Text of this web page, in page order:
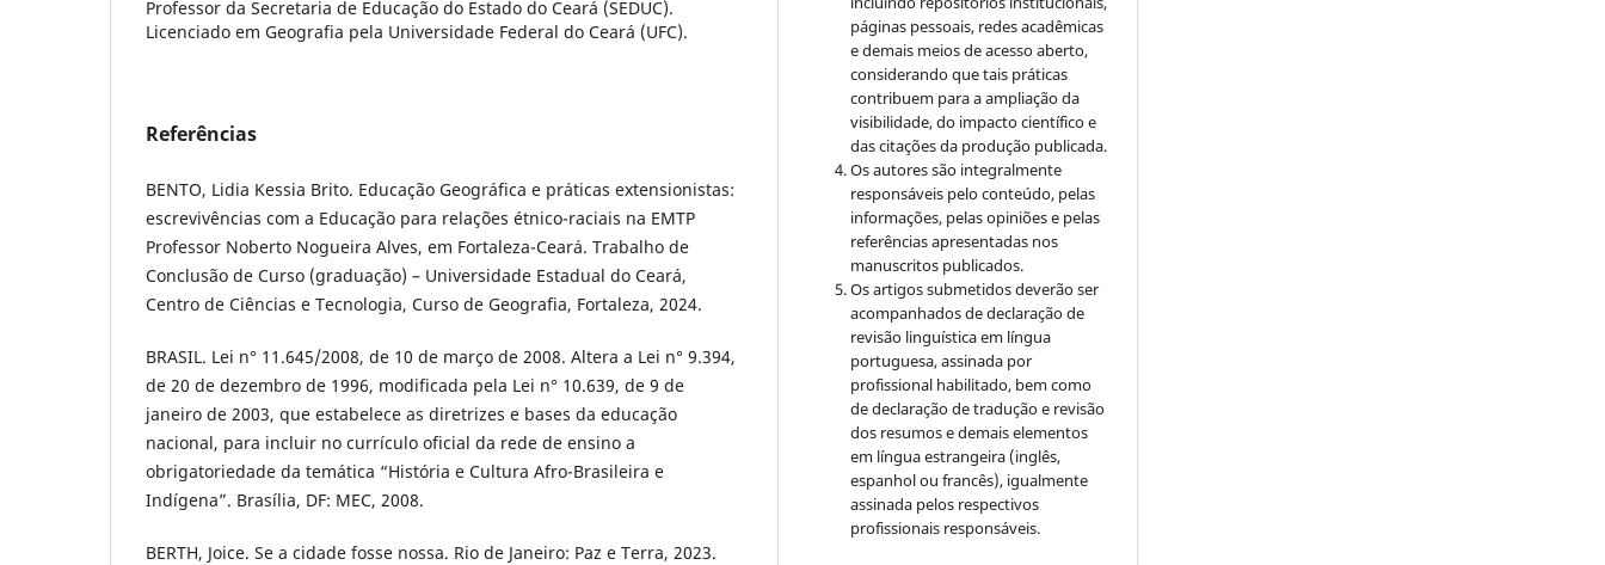
Professor da Secretaria de Educação do Estado do Ceará (SEDUC).
Licenciado em Geografia pela Universidade Federal do Ceará (UFC).
Referências
BENTO, Lidia Kessia Brito. Educação Geográfica e práticas extensionistas:
escrevivências com a Educação para relações étnico-raciais na EMTP
Professor Noberto Nogueira Alves, em Fortaleza-Ceará. Trabalho de
Conclusão de Curso (graduação) – Universidade Estadual do Ceará,
Centro de Ciências e Tecnologia, Curso de Geografia, Fortaleza, 2024.
BRASIL. Lei n° 11.645/2008, de 10 de março de 2008. Altera a Lei n° 9.394,
de 20 de dezembro de 1996, modificada pela Lei n° 10.639, de 9 de
janeiro de 2003, que estabelece as diretrizes e bases da educação
nacional, para incluir no currículo oficial da rede de ensino a
obrigatoriedade da temática “História e Cultura Afro-Brasileira e
Indígena”. Brasília, DF: MEC, 2008.
BERTH, Joice. Se a cidade fosse nossa. Rio de Janeiro: Paz e Terra, 2023.
páginas pessoais, redes acadêmicas
e demais meios de acesso aberto,
considerando que tais práticas
contribuem para a ampliação da
visibilidade, do impacto científico e
das citações da produção publicada.
Os autores são integralmente
responsáveis pelo conteúdo, pelas
informações, pelas opiniões e pelas
referências apresentadas nos
manuscritos publicados.
Os artigos submetidos deverão ser
acompanhados de declaração de
revisão linguística em língua
portuguesa, assinada por
profissional habilitado, bem como
de declaração de tradução e revisão
dos resumos e demais elementos
em língua estrangeira (inglês,
espanhol ou francês), igualmente
assinada pelos respectivos
profissionais responsáveis.